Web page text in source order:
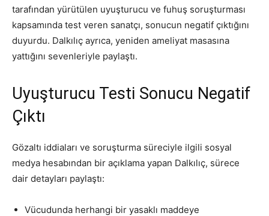
tarafından yürütülen uyuşturucu ve fuhuş soruşturması
kapsamında test veren sanatçı, sonucun negatif çıktığını
duyurdu. Dalkılıç ayrıca, yeniden ameliyat masasına
yattığını sevenleriyle paylaştı.
Uyuşturucu Testi Sonucu Negatif
Çıktı
Gözaltı iddiaları ve soruşturma süreciyle ilgili sosyal
medya hesabından bir açıklama yapan Dalkılıç, sürece
dair detayları paylaştı:
Vücudunda herhangi bir yasaklı maddeye